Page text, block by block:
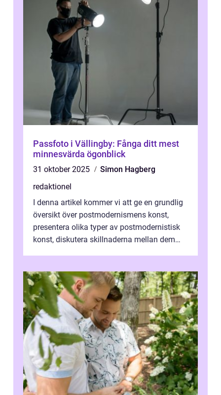
Passfoto i Vällingby: Fånga ditt mest
minnesvärda ögonblick
31 oktober 2025
Simon Hagberg
redaktionel
I denna artikel kommer vi att ge en grundlig
översikt över postmodernismens konst,
presentera olika typer av postmodernistisk
konst, diskutera skillnaderna mellan dem